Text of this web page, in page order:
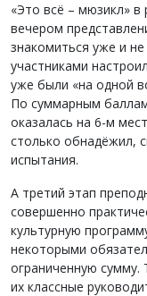
«Это всё – мюзикл»
вечером
знакомиться уже и
участниками
уже были «на одной
По суммарным
оказалась на 6-м
столько обнадёжил,
испытания.
А третий этап
совершенно
культурную
некоторыми
ограниченную сумму.
их классные